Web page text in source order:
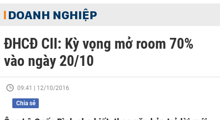
DOANH NGHIỆP
ĐHCĐ CII: Kỳ vọng mở room 70%
vào ngày 20/10
09:41 | 12/10/2016
Chia sẻ